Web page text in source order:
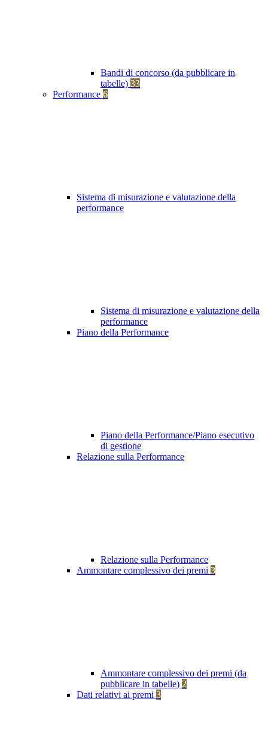
Bandi di concorso (da pubblicare in
tabelle) 33
Performance 6
Sistema di misurazione e valutazione della
performance
Sistema di misurazione e valutazione della
performance
Piano della Performance
Piano della Performance/Piano esecutivo
di gestione
Relazione sulla Performance
Relazione sulla Performance
Ammontare complessivo dei premi 3
Ammontare complessivo dei premi (da
pubblicare in tabelle) 2
Dati relativi ai premi 3